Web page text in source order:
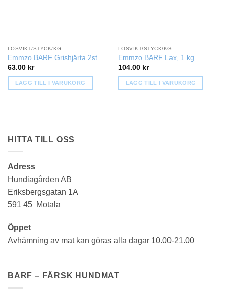
LÖSVIKT/STYCK/KG
Emmzo BARF Grishjärta 2st
63.00 kr
LÄGG TILL I VARUKORG
LÖSVIKT/STYCK/KG
Emmzo BARF Lax, 1 kg
104.00 kr
LÄGG TILL I VARUKORG
HITTA TILL OSS
Adress
Hundiagården AB
Eriksbergsgatan 1A
591 45 Motala
Öppet
Avhämning av mat kan göras alla dagar 10.00-21.00
BARF – FÄRSK HUNDMAT